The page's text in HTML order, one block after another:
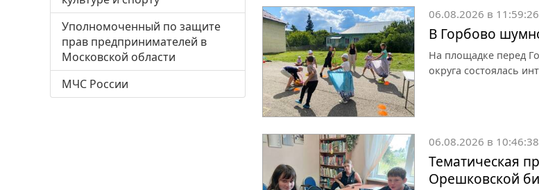
Уполномоченный по защите
прав предпринимателей в
Московской области
МЧС России
06.08.2026 в 11:59:26
В Горбово
На площадке перед
округа состоялась
06.08.2026 в 10:46:38
Тематическая
Орешковской